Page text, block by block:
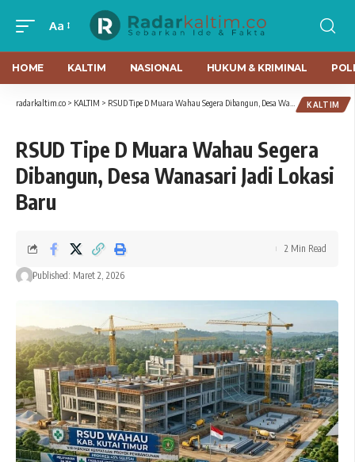
Aa
HOME KALTIM NASIONAL HUKUM & KRIMINAL
radarkaltim.co > KALTIM > RSUD Tipe D Muara Wahau Segera Dibangun, Desa Wanasari Jadi Lokasi Baru KALTIM
RSUD Tipe D Muara Wahau Segera
Dibangun, Desa Wanasari Jadi Lokasi
Baru
Published: Maret 2, 2026
2 Min Read